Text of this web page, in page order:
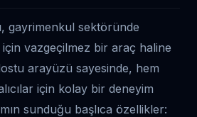
gayrimenkul sektöründe
vazgeçilmez bir araç haline
arayüzü sayesinde, hem
için kolay bir deneyim
sunduğu başlıca özellikler: